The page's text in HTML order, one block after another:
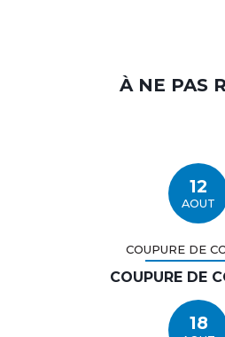
À NE PAS
12
AOUT
COUPURE DE
COUPURE DE
18